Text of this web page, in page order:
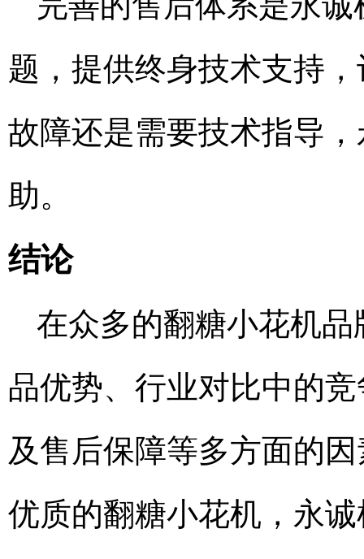
题，提供终身技术支持
故障还是需要技术指导
助。
结论
在众多的翻糖小花机
品优势、行业对比中的
及售后保障等多方面的
优质的翻糖小花机，永